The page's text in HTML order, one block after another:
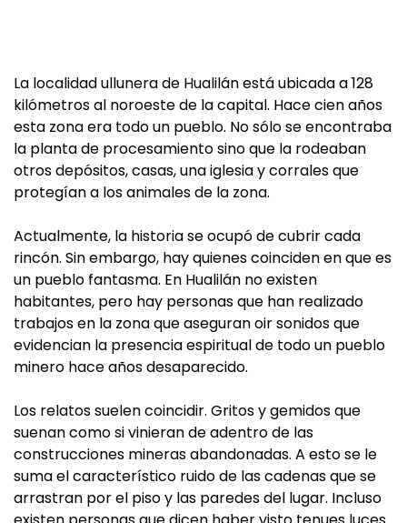
La localidad ullunera de Hualilán está ubicada a 128
kilómetros al noroeste de la capital. Hace cien años
esta zona era todo un pueblo. No sólo se encontraba
la planta de procesamiento sino que la rodeaban
otros depósitos, casas, una iglesia y corrales que
protegían a los animales de la zona.
Actualmente, la historia se ocupó de cubrir cada
rincón. Sin embargo, hay quienes coinciden en que es
un pueblo fantasma. En Hualilán no existen
habitantes, pero hay personas que han realizado
trabajos en la zona que aseguran oir sonidos que
evidencian la presencia espiritual de todo un pueblo
minero hace años desaparecido.
Los relatos suelen coincidir. Gritos y gemidos que
suenan como si vinieran de adentro de las
construcciones mineras abandonadas. A esto se le
suma el característico ruido de las cadenas que se
arrastran por el piso y las paredes del lugar. Incluso